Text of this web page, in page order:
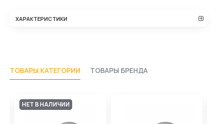
ХАРАКТЕРИСТИКИ
ТОВАРЫ КАТЕГОРИИ ТОВАРЫ БРЕНДА
НЕТ В НАЛИЧИИ